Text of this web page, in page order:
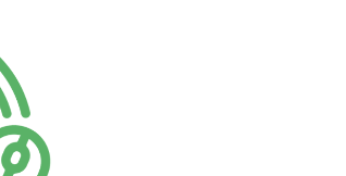
亦即我們原先容易獲得
缺乏，甚而導致此種營
大、口中生（此皆 消化
頸痠痛與過緊亦是。酵
蛋白質與醣質。而現代